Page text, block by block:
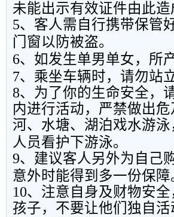
未能出示有效证件由此
5、客人需自行携带保管
门窗以防被盗。
6、如发生单男单女，所
7、乘坐车辆时，请勿站
8、为了你的生命安全，
内进行活动，严禁做出
河、水塘、湖泊戏水游
人员看护下游泳。
9、建议客人另外为自己
意外时能得到多一份保障
10、注意自身及财物安
孩子，不要让他们独自